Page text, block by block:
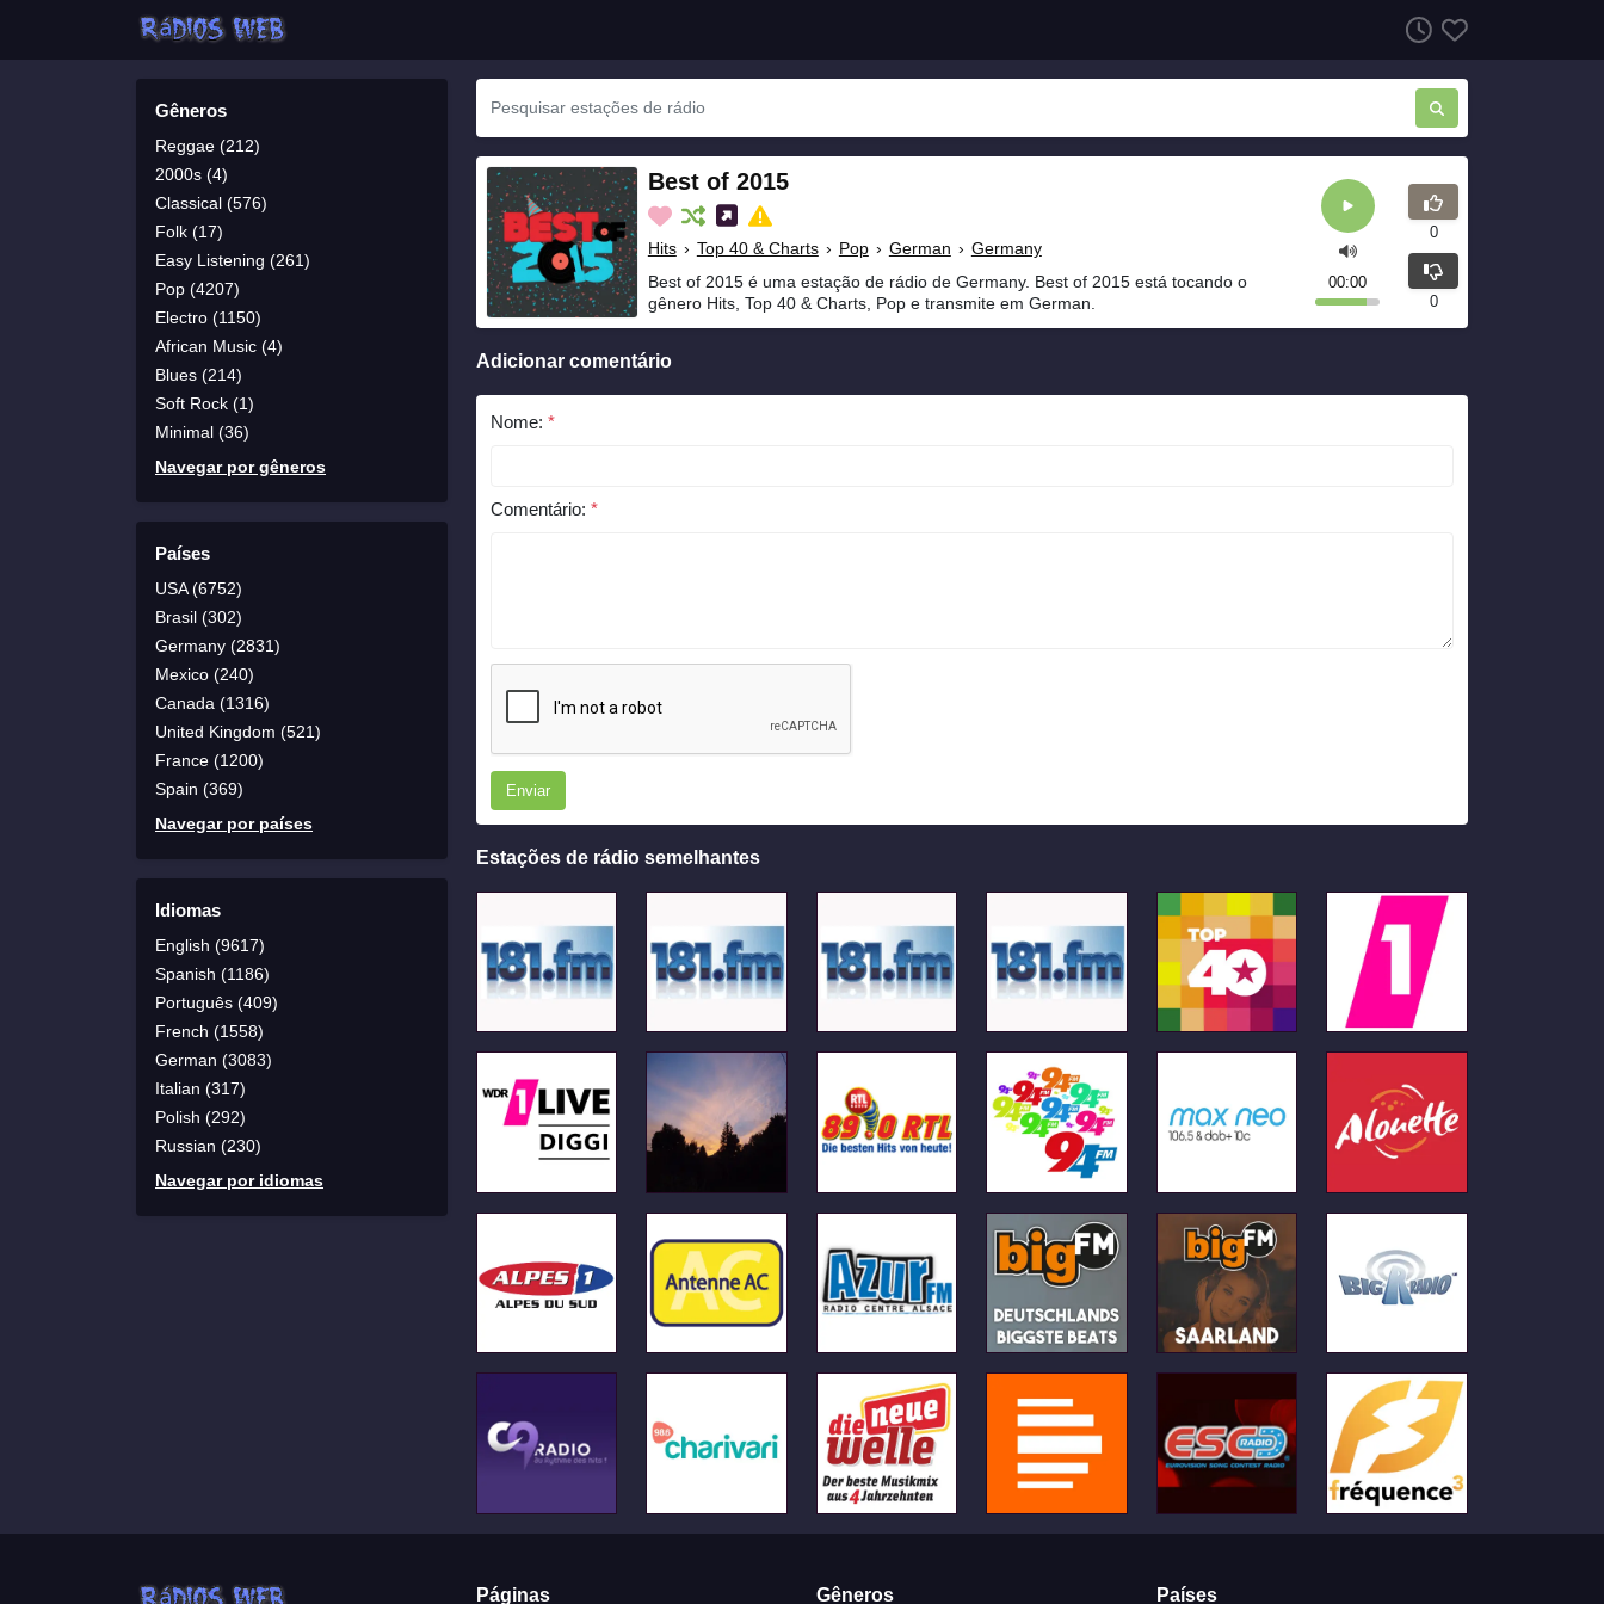
Gêneros
Reggae (212)
2000s (4)
Classical (576)
Folk (17)
Easy Listening (261)
Pop (4207)
Electro (1150)
African Music (4)
Blues (214)
Soft Rock (1)
Minimal (36)
Navegar por gêneros
Países
USA (6752)
Brasil (302)
Germany (2831)
Mexico (240)
Canada (1316)
United Kingdom (521)
France (1200)
Spain (369)
Navegar por países
Idiomas
English (9617)
Spanish (1186)
Português (409)
French (1558)
German (3083)
Italian (317)
Polish (292)
Russian (230)
Navegar por idiomas
Best of 2015
Hits › Top 40 & Charts › Pop › German › Germany
Best of 2015 é uma estação de rádio de Germany. Best of 2015 está tocando o
gênero Hits, Top 40 & Charts, Pop e transmite em German.
00:00
0
0
Adicionar comentário
Nome: *
Comentário: *
Enviar
Estações de rádio semelhantes
Páginas Gêneros Países